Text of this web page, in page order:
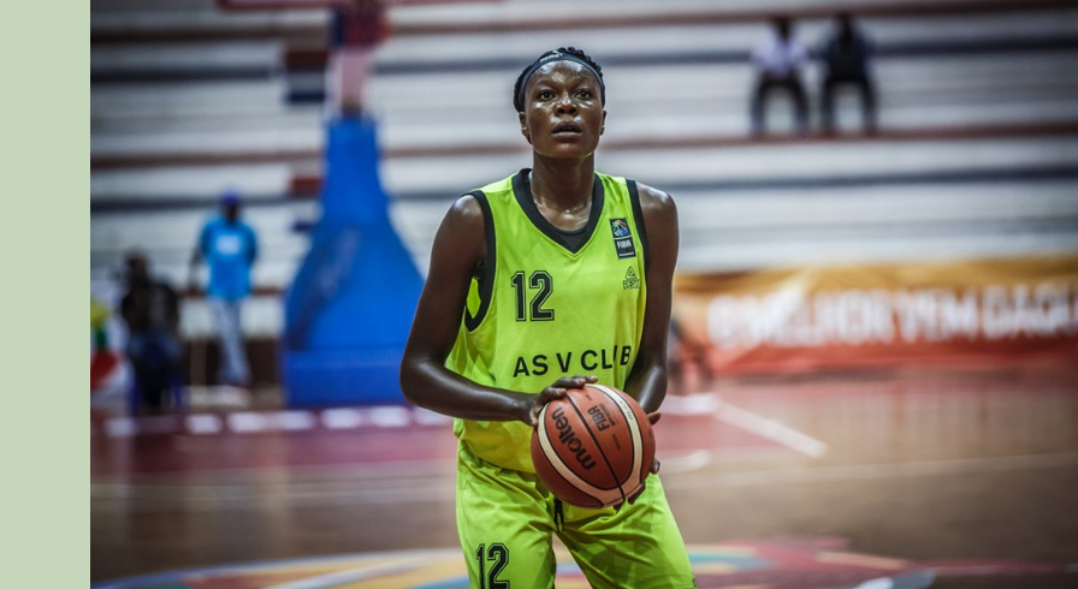
La entrevista bTactic
La entrevista bTactic
0
Nos hacemos mayores. Vamos creciendo. Tanto así
cuarto cumpleaños. Y todo crecimiento conlleva
sus cambios. Cambio que...